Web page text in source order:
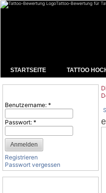
Tattoo-Bewertung für
STARTSEITE TATTOO
Benutzername: *
Passwort: *
Registrieren
Passwort vergessen